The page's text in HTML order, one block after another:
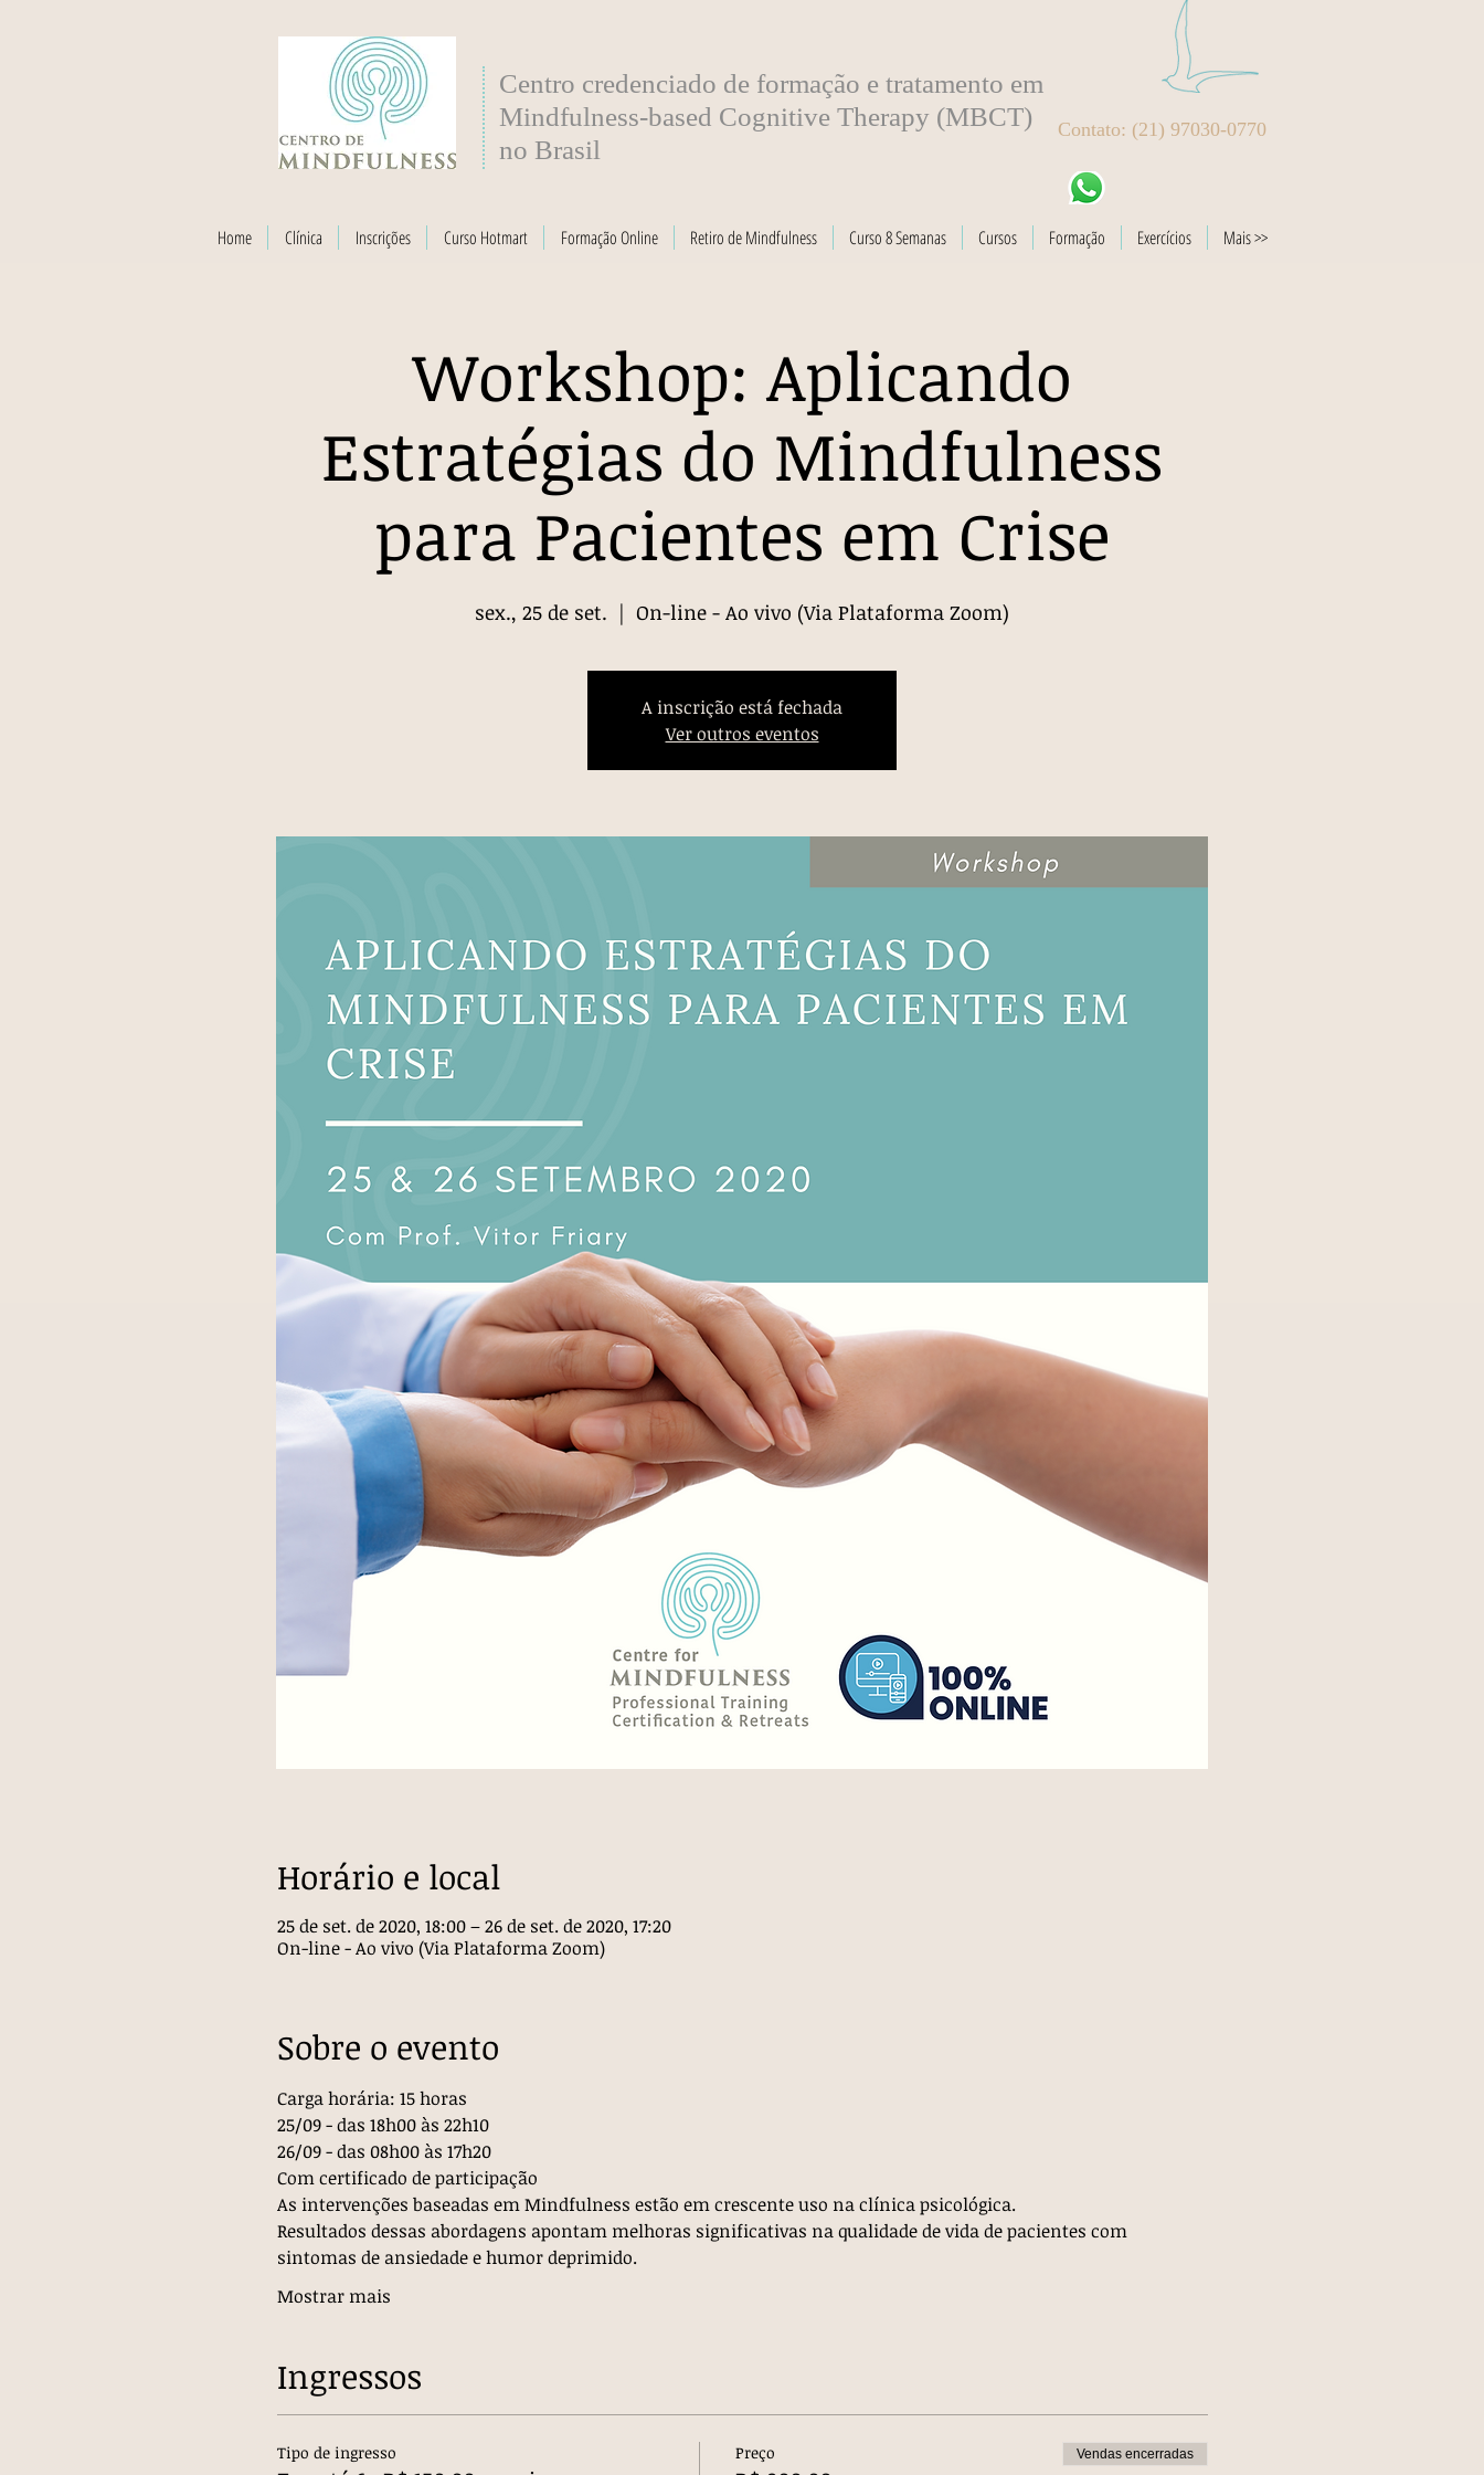
​Centro credenciado de formação e tratamento em
Mindfulness-based Cognitive Therapy (MBCT)
no Brasil
Contato: (21) 97030-0770
Home Clínica Inscrições Curso Hotmart Formação Online Retiro de Mindfulness Curso 8 Semanas Cursos Formação Exercícios Mais >>
Workshop: Aplicando
Estratégias do Mindfulness
para Pacientes em Crise
sex., 25 de set.
  |
On-line - Ao vivo (Via Plataforma Zoom)
A inscrição está fechada
Ver outros eventos
Horário e local
25 de set. de 2020, 18:00 – 26 de set. de 2020, 17:20
On-line - Ao vivo (Via Plataforma Zoom)
Sobre o evento
Carga horária: 15 horas
25/09 - das 18h00 às 22h10
26/09 - das 08h00 às 17h20
Com certificado de participação
As intervenções baseadas em Mindfulness estão em crescente uso na clínica psicológica.
Resultados dessas abordagens apontam melhoras significativas na qualidade de vida de pacientes com
sintomas de ansiedade e humor deprimido.
Mostrar mais
Ingressos
Tipo de ingresso Preço Vendas encerradas